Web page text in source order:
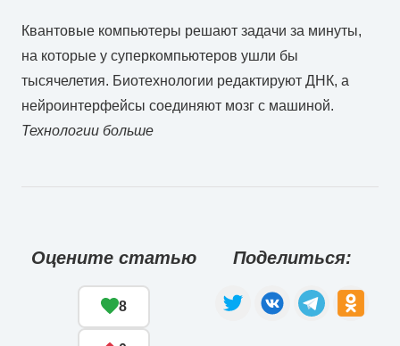
Квантовые компьютеры решают задачи за минуты,
на которые у суперкомпьютеров ушли бы
тысячелетия. Биотехнологии редактируют ДНК, а
нейроинтерфейсы соединяют мозг с машиной.
Технологии больше
Оцените статью
8
Поделиться: